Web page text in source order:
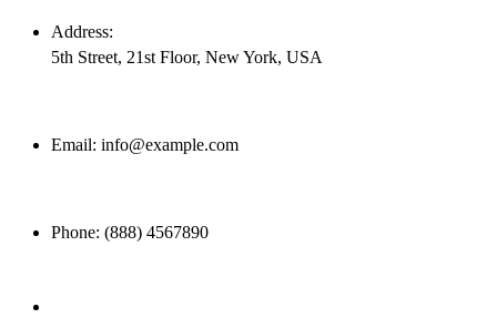
Address:
5th Street, 21st Floor, New York, USA
Email: info@example.com
Phone: (888) 4567890